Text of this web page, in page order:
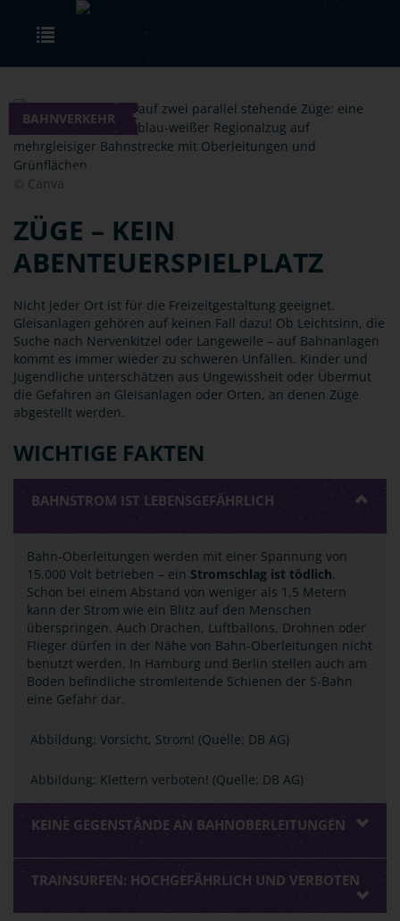
Skip to main content
BAHNVERKEHR
© Canva
ZÜGE – KEIN
ABENTEUERSPIELPLATZ
Nicht jeder Ort ist für die Freizeitgestaltung geeignet.
Gleisanlagen gehören auf keinen Fall dazu! Ob Leichtsinn, die
Suche nach Nervenkitzel oder Langeweile – auf Bahnanlagen
kommt es immer wieder zu schweren Unfällen. Kinder und
Jugendliche unterschätzen aus Ungewissheit oder Übermut
die Gefahren an Gleisanlagen oder Orten, an denen Züge
abgestellt werden.
WICHTIGE FAKTEN
BAHNSTROM IST LEBENSGEFÄHRLICH
Bahn-Oberleitungen werden mit einer Spannung von
15.000 Volt betrieben ­– ein Stromschlag ist tödlich.
Schon bei einem Abstand von weniger als 1,5 Metern
kann der Strom wie ein Blitz auf den Menschen
überspringen. Auch Drachen, Luftballons, Drohnen oder
Flieger dürfen in der Nähe von Bahn-Oberleitungen nicht
benutzt werden. In Hamburg und Berlin stellen auch am
Boden befindliche stromleitende Schienen der S-Bahn
eine Gefahr dar.
Abbildung: Vorsicht, Strom! (Quelle: DB AG)
Abbildung: Klettern verboten! (Quelle: DB AG)
KEINE GEGENSTÄNDE AN BAHNOBERLEITUNGEN
TRAINSURFEN: HOCHGEFÄHRLICH UND VERBOTEN